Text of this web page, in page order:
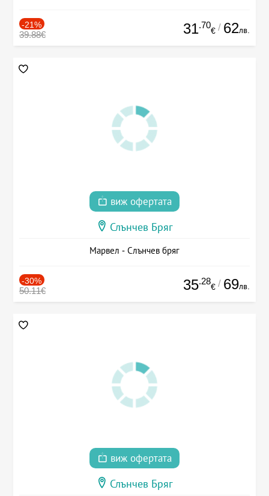
-21%
39.88€ 31.70
€ / 62лв.
виж офертата
Слънчев Бряг
Марвел - Слънчев бряг
-30%
50.11€ 35.28
€ / 69лв.
виж офертата
Слънчев Бряг